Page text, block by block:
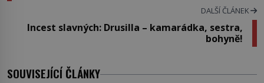
DALŠÍ ČLÁNEK
Incest slavných: Drusilla – kamarádka, sestra,
bohyně!
SOUVISEJÍCÍ ČLÁNKY